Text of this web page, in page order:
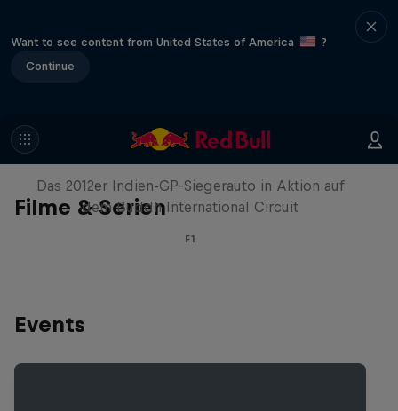
Want to see content from United States of America
?
Continue
Filme & Serien
Formel-1-Auto kehrt nach Indien
zurück
Das 2012er Indien-GP-Siegerauto in Aktion auf
dem Buddh International Circuit
F1
Events